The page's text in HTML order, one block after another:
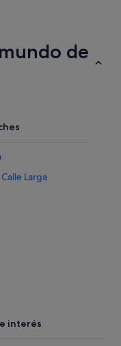
de
Larga
interés